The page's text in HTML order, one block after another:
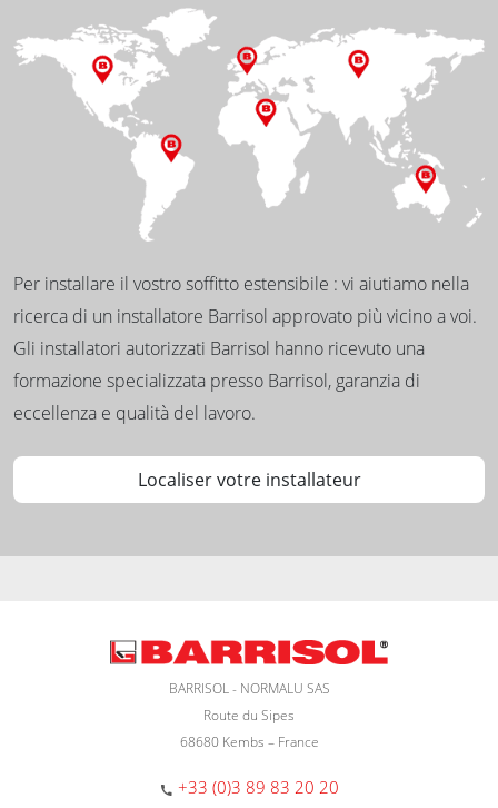
Per installare il vostro soffitto estensibile : vi aiutiamo nella
ricerca di un installatore Barrisol approvato più vicino a voi.
Gli installatori autorizzati Barrisol hanno ricevuto una
formazione specializzata presso Barrisol, garanzia di
eccellenza e qualità del lavoro.
Localiser votre installateur
BARRISOL - NORMALU SAS
Route du Sipes
68680 Kembs – France
+33 (0)3 89 83 20 20